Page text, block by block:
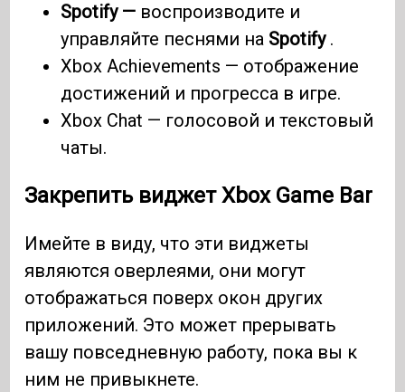
Spotify — воспроизводите и
управляйте песнями на Spotify.
Xbox Achievements — отображение
достижений и прогресса в игре.
Xbox Chat — голосовой и текстовый
чаты.
Закрепить виджет Xbox Game Bar
Имейте в виду, что эти виджеты
являются оверлеями, они могут
отображаться поверх окон других
приложений. Это может прерывать
вашу повседневную работу, пока вы к
ним не привыкнете.